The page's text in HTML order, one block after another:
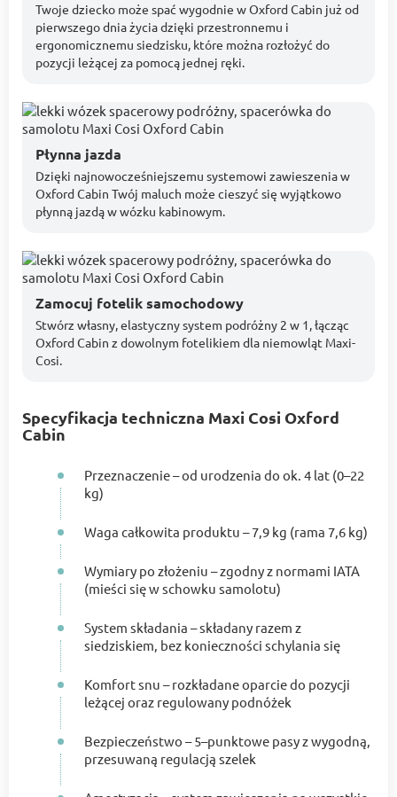
Twoje dziecko może spać wygodnie w Oxford Cabin już od
pierwszego dnia życia dzięki przestronnemu i
ergonomicznemu siedzisku, które można rozłożyć do
pozycji leżącej za pomocą jednej ręki.
Płynna jazda
Dzięki najnowocześniejszemu systemowi zawieszenia w
Oxford Cabin Twój maluch może cieszyć się wyjątkowo
płynną jazdą w wózku kabinowym.
Zamocuj fotelik samochodowy
Stwórz własny, elastyczny system podróżny 2 w 1, łącząc
Oxford Cabin z dowolnym fotelikiem dla niemowląt Maxi-
Cosi.
Specyfikacja techniczna Maxi Cosi Oxford
Cabin
Przeznaczenie – od urodzenia do ok. 4 lat (0–22
kg)
Waga całkowita produktu – 7,9 kg (rama 7,6 kg)
Wymiary po złożeniu – zgodny z normami IATA
(mieści się w schowku samolotu)
System składania – składany razem z
siedziskiem, bez konieczności schylania się
Komfort snu – rozkładane oparcie do pozycji
leżącej oraz regulowany podnóżek
Bezpieczeństwo – 5–punktowe pasy z wygodną,
przesuwaną regulacją szelek